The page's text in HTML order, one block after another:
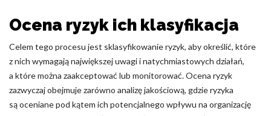
Ocena ryzyk ich klasyfikacja
Celem tego procesu jest sklasyfikowanie ryzyk, aby określić, które
z nich wymagają największej uwagi i natychmiastowych działań,
a które można zaakceptować lub monitorować. Ocena ryzyk
zazwyczaj obejmuje zarówno analizę jakościową, gdzie ryzyka
są oceniane pod kątem ich potencjalnego wpływu na organizację